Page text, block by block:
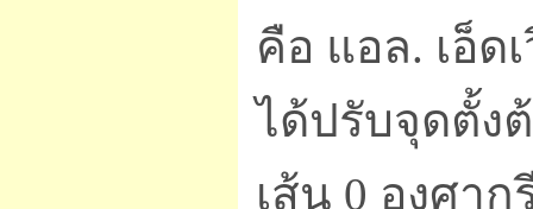
คือ แอล. เอ็ด
ได้ปรับจุดตั้ง
เส้น 0 องศา